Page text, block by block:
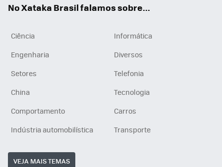
No Xataka Brasil falamos sobre...
Ciência
Informática
Engenharia
Diversos
Setores
Telefonia
China
Tecnologia
Comportamento
Carros
Indústria automobilística
Transporte
VEJA MAIS TEMAS